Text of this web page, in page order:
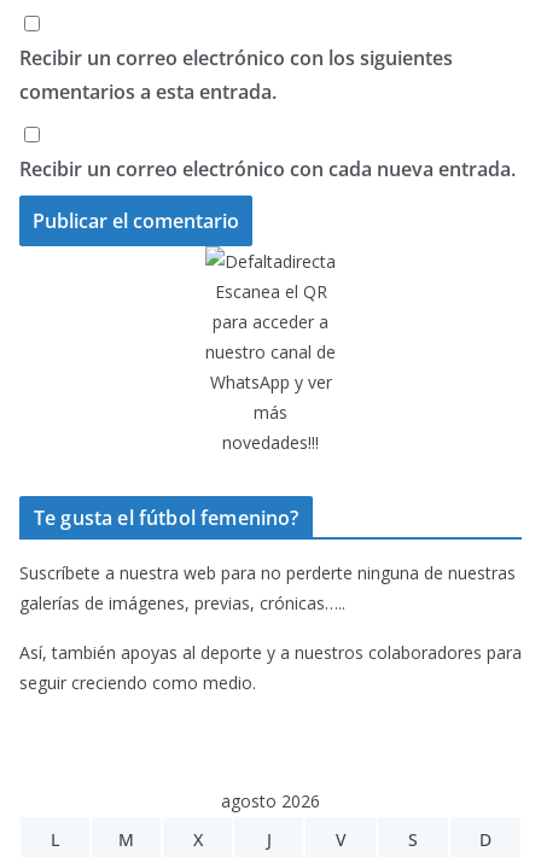
Recibir un correo electrónico con los siguientes
comentarios a esta entrada.
Recibir un correo electrónico con cada nueva entrada.
Escanea el QR
para acceder a
nuestro canal de
WhatsApp y ver
más
novedades!!!
Te gusta el fútbol femenino?
Suscríbete a nuestra web para no perderte ninguna de nuestras
galerías de imágenes, previas, crónicas…..
Así, también apoyas al deporte y a nuestros colaboradores para
seguir creciendo como medio.
agosto 2026
L
M X J V S D